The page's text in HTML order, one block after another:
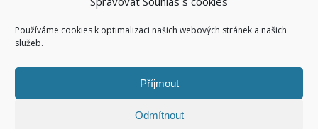
Používáme cookies k optimalizaci našich webových stránek a našich
služeb.
Příjmout
Odmítnout